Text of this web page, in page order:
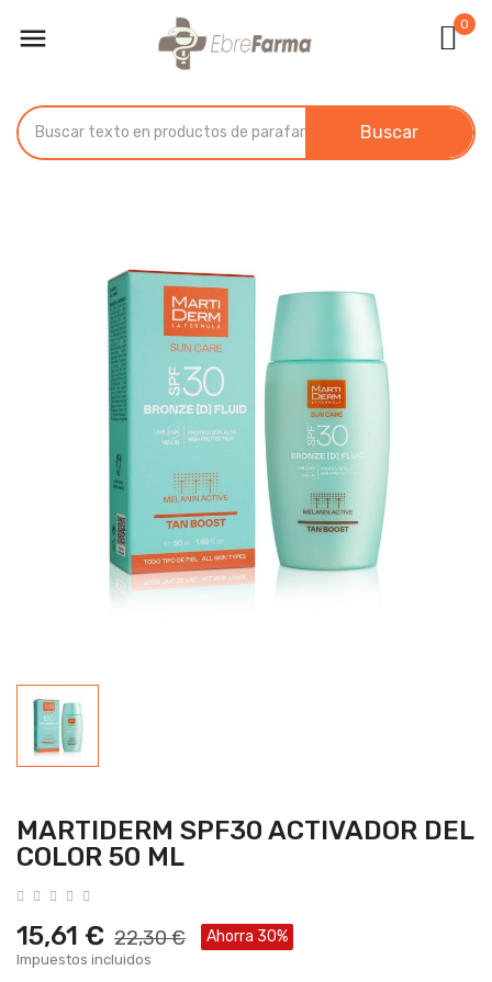
 0
Buscar
MARTIDERM SPF30 ACTIVADOR DEL
COLOR 50 ML
15,61 € 22,30 € Ahorra 30%
Impuestos incluidos